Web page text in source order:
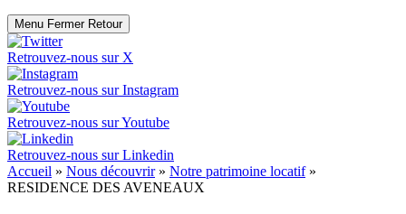
Menu Fermer Retour
Retrouvez-nous sur X
Retrouvez-nous surInstagram
Retrouvez-nous surYoutube
Retrouvez-nous surLinkedin
Accueil » Nous découvrir» Notre patrimoine locatif»
RESIDENCE DES AVENEAUX